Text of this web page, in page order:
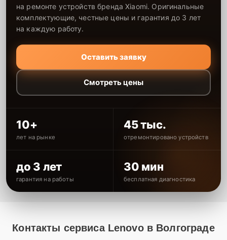
на ремонте устройств бренда Xiaomi. Оригинальные
комплектующие, честные цены и гарантия до 3 лет
на каждую работу.
Оставить заявку
Смотреть цены
10+
лет на рынке
45 тыс.
отремонтировано устройств
до 3 лет
гарантия на работы
30 мин
бесплатная диагностика
Контакты сервиса Lenovo в Волгограде